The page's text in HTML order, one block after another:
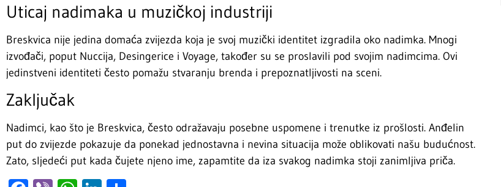
Uticaj nadimaka u muzičkoj industriji
Breskvica nije jedina domaća zvijezda koja je svoj muzički identitet izgradila oko nadimka. Mnogi
izvođači, poput Nuccija, Desingerice i Voyage, također su se proslavili pod svojim nadimcima. Ovi
jedinstveni identiteti često pomažu stvaranju brenda i prepoznatljivosti na sceni.
Zaključak
Nadimci, kao što je Breskvica, često odražavaju posebne uspomene i trenutke iz prošlosti. Anđelin
put do zvijezde pokazuje da ponekad jednostavna i nevina situacija može oblikovati našu budućnost.
Zato, sljedeći put kada čujete njeno ime, zapamtite da iza svakog nadimka stoji zanimljiva priča.